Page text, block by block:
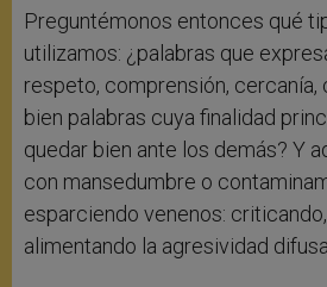
Preguntémonos entonces qué
utilizamos: ¿palabras que
respeto, comprensión, cercanía,
bien palabras cuya finalidad
quedar bien ante los demás? Y
con mansedumbre o
esparciendo venenos:
alimentando la agresividad